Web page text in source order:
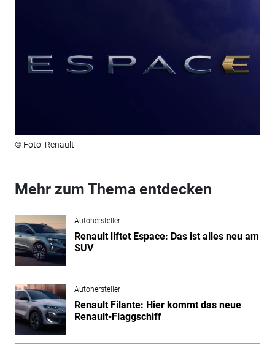
© Foto: Renault
Mehr zum Thema entdecken
Autohersteller
Renault liftet Espace: Das ist alles neu am
SUV
Autohersteller
Renault Filante: Hier kommt das neue
Renault-Flaggschiff